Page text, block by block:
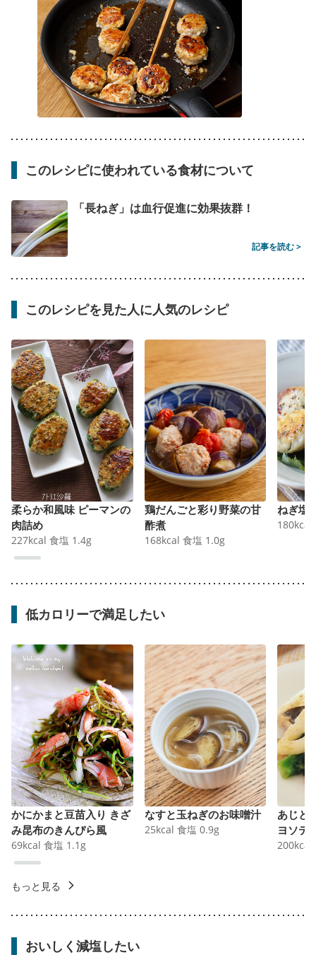
このレシピに使われている食材について
「長ねぎ」は血行促進に効果抜群！
記事を読む >
このレシピを見た人に人気のレシピ
柔らか和風味 ピーマンの
肉詰め
227kcal 食塩 1.4g
鶏だんごと彩り野菜の甘
酢煮
168kcal 食塩 1.0g
ねぎ塩
180kcal
低カロリーで満足したい
かにかまと豆苗入り きざ
み昆布のきんぴら風
69kcal 食塩 1.1 g
なすと玉ねぎのお味噌汁
25kcal 食塩 0.9g
あじと
ヨソテ
200kcal
もっと見る
おいしく減塩したい